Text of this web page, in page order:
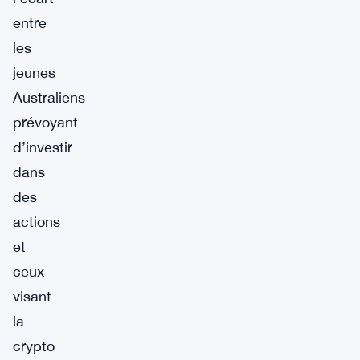
entre
les
jeunes
Australiens
prévoyant
d’investir
dans
des
actions
et
ceux
visant
la
crypto